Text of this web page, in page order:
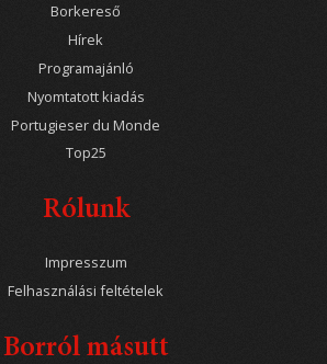
Borkereső
Hírek
Programajánló
Nyomtatott kiadás
Portugieser du Monde
Top25
Rólunk
Impresszum
Felhasználási feltételek
Borról másutt